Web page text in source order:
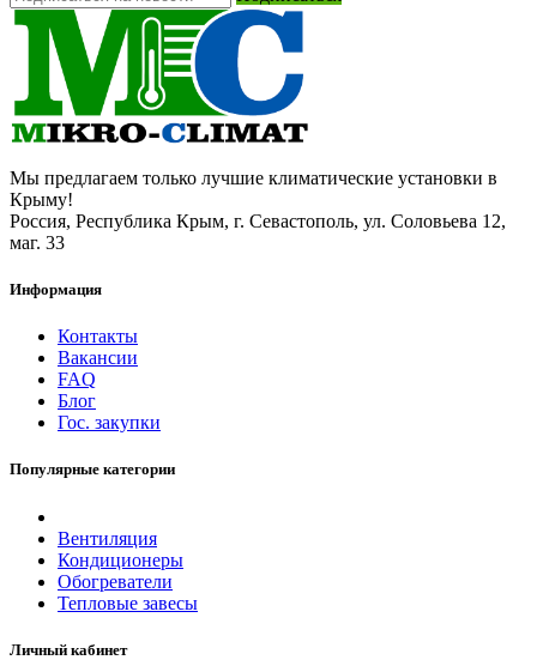
Мы предлагаем только лучшие климатические установки в
Крыму!
Россия, Республика Крым, г. Севастополь, ул. Соловьева 12,
маг. 33
Информация
Контакты
Вакансии
FAQ
Блог
Гос. закупки
Популярные категории
Вентиляция
Кондиционеры
Обогреватели
Тепловые завесы
Личный кабинет